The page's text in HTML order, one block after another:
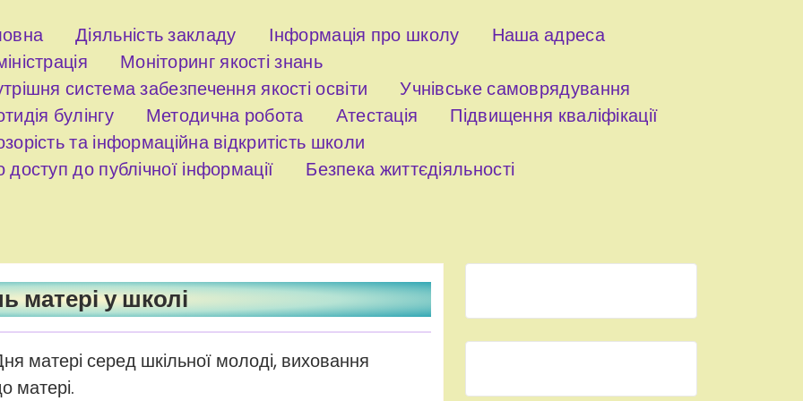
Діяльність закладу Інформація про школу
Наша адреса
Моніторинг якості знань
система забезпечення якості освіти
Учнівське самоврядування
булінгу
Методична робота Атестація
Підвищення кваліфікації
та інформаційна відкритість школи
доступ до публічної інформації
Безпека життєдіяльності
матері у школі
матері серед шкільної молоді, виховання
матері.